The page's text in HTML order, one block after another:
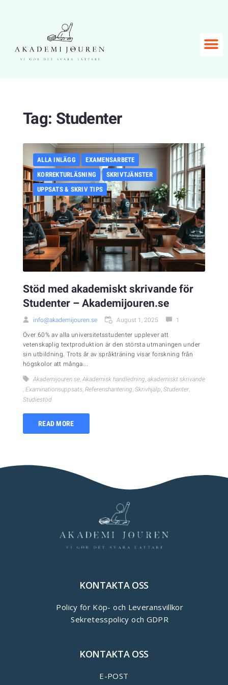
Tag: Studenter
ALLA INLÄGG
EXAMENSARBETE
KORREKTURLÄSNING
SKRIVTJÄNSTER
UPPSATS & SKRIV TIPS
Stöd med akademiskt skrivande för
Studenter – Akademijouren.se
info@akademijouren.se August 1, 2025 1
Över 60% av alla universitetsstudenter upplever att
vetenskaplig textproduktion är den största utmaningen under
sin utbildning. Trots år av språkträning visar forskning från
högskolor att många...
Akademijouren.se, Akademisk handledning, akademiskt skrivande
, Examinationsuppsats, Referenshantering, Skrivhjälp, Studenter,
Studiestöd
READ MORE
KONTAKTA OSS
Policy för Köp- och Leveransvillkor
Sekretesspolicy och GDPR
KONTAKTA OSS
E-POST